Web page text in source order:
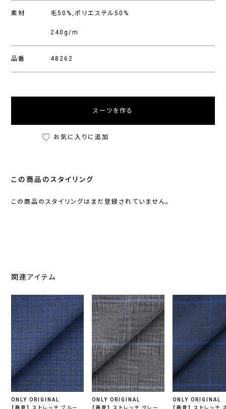
素材 毛50%,ポリエステル50%
240g/m
品番 48262
スーツを作る
お気に入りに追加
この商品のスタイリング
この商品のスタイリングはまだ登録されていません。
関連アイテム
ONLY ORIGINAL
【春夏】 ストレッチ ブルー
ONLY ORIGINAL
【春夏】 ストレッチ グレーチ
ONLY ORIGINAL
【春夏】 ストレッチ